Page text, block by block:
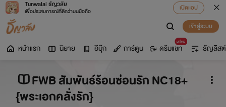
Tunwalai ธัญวลัย
เพื่อประสบการณ์ที่ดีกว่าบนมือถือ
เปิดแอป
เข้าสู่ระบบ
หน้าแรก นิยาย อีบุ๊ก การ์ตูน
มาใหม่
ดรีมแชท ธัญลิสต์
FWB สัมพันธ์ร้อนซ่อนรัก NC18+
{พระเอกคลั่งรัก}